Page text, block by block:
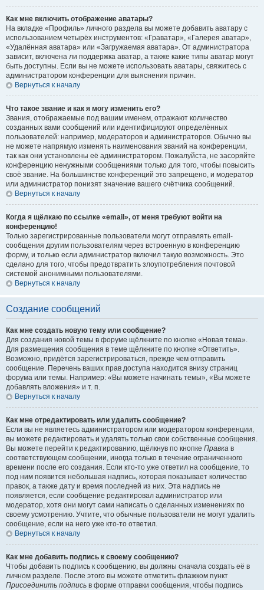
Как мне включить отображение аватары?
На вкладке «Профиль» личного раздела вы можете добавить аватару с
использованием четырёх инструментов: «Граватар», «Галерея аватар»,
«Удалённая аватара» или «Загружаемая аватара». От администратора
зависит, включена ли поддержка аватар, а также какие типы аватар могут
быть доступны. Если вы не можете использовать аватары, свяжитесь с
администратором конференции для выяснения причин.
Вернуться к началу
Что такое звание и как я могу изменить его?
Звания, отображаемые под вашим именем, отражают количество
созданных вами сообщений или идентифицируют определённых
пользователей: например, модераторов и администраторов. Обычно вы
не можете напрямую изменять наименования званий на конференции,
так как они установлены её администратором. Пожалуйста, не засоряйте
конференцию ненужными сообщениями только для того, чтобы повысить
своё звание. На большинстве конференций это запрещено, и модератор
или администратор понизят значение вашего счётчика сообщений.
Вернуться к началу
Когда я щёлкаю по ссылке «email», от меня требуют войти на
конференцию!
Только зарегистрированные пользователи могут отправлять email-
сообщения другим пользователям через встроенную в конференцию
форму, и только если администратор включил такую возможность. Это
сделано для того, чтобы предотвратить злоупотребления почтовой
системой анонимными пользователями.
Вернуться к началу
Создание сообщений
Как мне создать новую тему или сообщение?
Для создания новой темы в форуме щёлкните по кнопке «Новая тема».
Для размещения сообщения в теме щёлкните по кнопке «Ответить».
Возможно, придётся зарегистрироваться, прежде чем отправить
сообщение. Перечень ваших прав доступа находится внизу страниц
форума или темы. Например: «Вы можете начинать темы», «Вы можете
добавлять вложения» и т. п.
Вернуться к началу
Как мне отредактировать или удалить сообщение?
Если вы не являетесь администратором или модератором конференции,
вы можете редактировать и удалять только свои собственные сообщения.
Вы можете перейти к редактированию, щёлкнув по кнопке Правка в
соответствующем сообщении, иногда только в течение ограниченного
времени после его создания. Если кто-то уже ответил на сообщение, то
под ним появится небольшая надпись, которая показывает количество
правок, а также дату и время последней из них. Эта надпись не
появляется, если сообщение редактировал администратор или
модератор, хотя они могут сами написать о сделанных изменениях по
своему усмотрению. Учтите, что обычные пользователи не могут удалить
сообщение, если на него уже кто-то ответил.
Вернуться к началу
Как мне добавить подпись к своему сообщению?
Чтобы добавить подпись к сообщению, вы должны сначала создать её в
личном разделе. После этого вы можете отметить флажком пункт
Присоединить подпись в форме отправки сообщения, чтобы подпись